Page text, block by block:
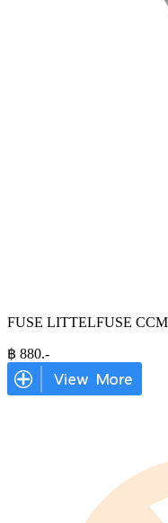
FUSE LITTELFUSE
฿ 880.-